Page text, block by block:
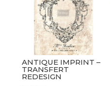
ANTIQUE IMPRINT –
TRANSFERT
REDESIGN